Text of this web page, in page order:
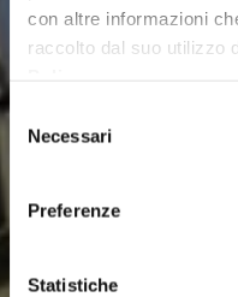
con altre informazioni
raccolto dal suo utilizzo
Selezione
delNecessari
Preferenze
Statistiche